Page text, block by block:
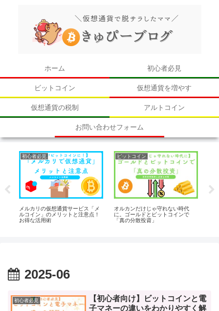
ホーム 初心者必見
ビットコイン 仮想通貨を増やす
仮想通貨の税制 アルトコイン
お問い合わせフォーム
初心者必見
メルカリの仮想通貨サービス「メ
ルコイン」のメリットと注意点！
お得な活用術
ビットコイン
オルカンだけじゃ守れない時代
に。ゴールドとビットコインで
「真の分散投資」
2025-06
初心者必見
【初心者向け】ビットコインと電
子マネーの違いをわかりやすく解